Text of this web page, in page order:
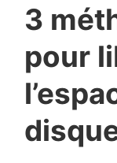
3
pour